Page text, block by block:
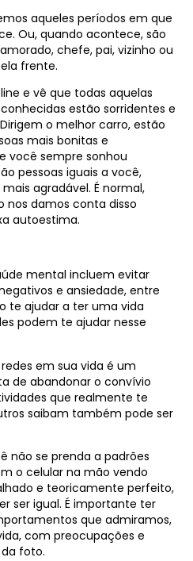
aqueles períodos em que
Ou, quando acontece, são
chefe, pai, vizinho ou
frente.
e vê que todas aquelas
estão sorridentes e
o melhor carro, estão
mais bonitas e
você sempre sonhou
pessoas iguais a você,
agradável. É normal,
nos damos conta disso
autoestima.
mental incluem evitar
e ansiedade, entre
te ajudar a ter uma vida
podem te ajudar nesse
em sua vida é um
de abandonar o convívio
que realmente te
saibam também pode ser
não se prenda a padrões
o celular na mão vendo
e teoricamente perfeito,
ser igual. É importante ter
que admiramos,
com preocupações e
foto.